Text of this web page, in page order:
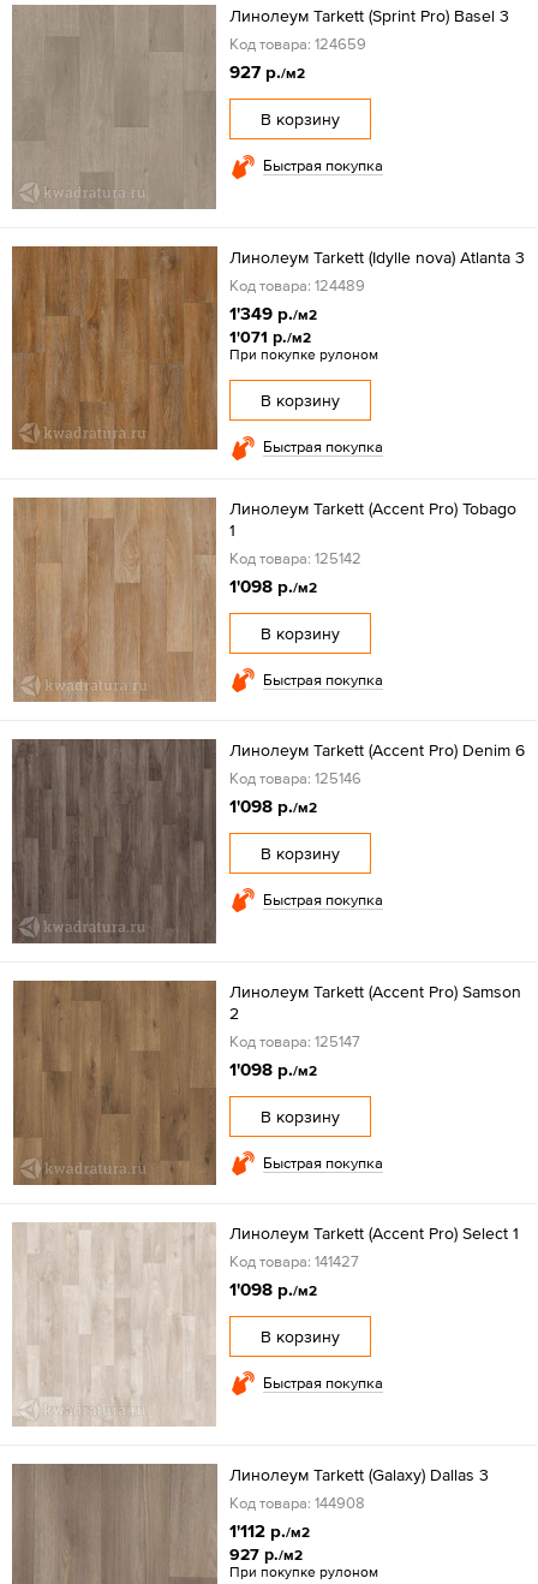
Линолеум Tarkett (Sprint Pro) Basel 3
Код товара: 124659
927 р./м2
В корзину
Быстрая покупка
Линолеум Tarkett (Idylle nova) Atlanta 3
Код товара: 124489
1'349 р./м2
1'071 р./м2
При покупке рулоном
В корзину
Быстрая покупка
Линолеум Tarkett (Accent Pro) Tobago
1
Код товара: 125142
1'098 р./м2
В корзину
Быстрая покупка
Линолеум Tarkett (Accent Pro) Denim 6
Код товара: 125146
1'098 р./м2
В корзину
Быстрая покупка
Линолеум Tarkett (Accent Pro) Samson
2
Код товара: 125147
1'098 р./м2
В корзину
Быстрая покупка
Линолеум Tarkett (Accent Pro) Select 1
Код товара: 141427
1'098 р./м2
В корзину
Быстрая покупка
Линолеум Tarkett (Galaxy) Dallas 3
Код товара: 144908
1'112 р./м2
927 р./м2
При покупке рулоном